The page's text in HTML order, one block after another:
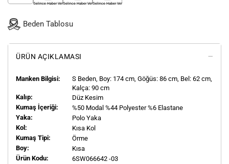
Gelince Haber VerGelince Haber VerGelince Haber Ver
Beden Tablosu
ÜRÜN AÇIKLAMASI
Manken Bilgisi: S Beden, Boy: 174 cm, Göğüs: 86 cm, Bel: 62 cm,
Kalça: 90 cm
Kalıp:
Düz Kesim
Kumaş İçeriği:
%50 Modal %44 Polyester %6 Elastane
Yaka:
Polo Yaka
Kol:
Kısa Kol
Kumaş Tipi:
Örme
Boy:
Kısa
Ürün Kodu:
6SW066642 -03